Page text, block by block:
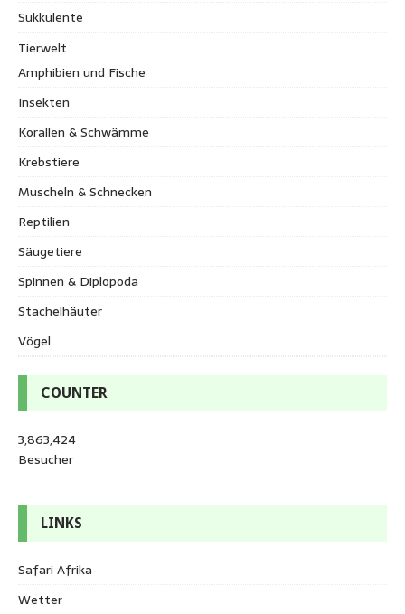
Sukkulente
Tierwelt
Amphibien und Fische
Insekten
Korallen & Schwämme
Krebstiere
Muscheln & Schnecken
Reptilien
Säugetiere
Spinnen & Diplopoda
Stachelhäuter
Vögel
COUNTER
3,863,424
Besucher
LINKS
Safari Afrika
Wetter